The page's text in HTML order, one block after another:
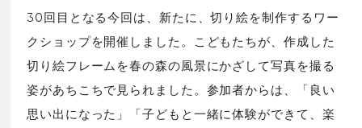
30回目となる今回は、新たに、切り絵を制作するワー
クショップを開催しました。こどもたちが、作成した
切り絵フレームを春の森の風景にかざして写真を撮る
姿があちこちで見られました。参加者からは、「良い
思い出になった」「子どもと一緒に体験ができて、楽